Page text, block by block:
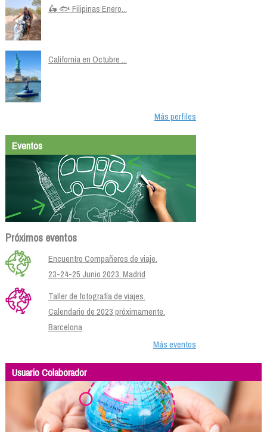
🛵 🐟 Filipinas Enero...
California en Octubre ...
Más perfiles
Eventos
Próximos eventos
Encuentro Compañeros de viaje.
23-24-25 Junio 2023. Madrid
Taller de fotografía de viajes.
Calendario de 2023 próximamente.
Barcelona
Más eventos
Usuario Colaborador